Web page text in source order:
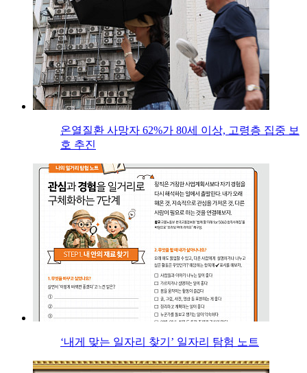
온열질환 사망자 62%가 80세 이상, 고령층 집중 보
호 추진
‘내게 맞는 일자리 찾기’ 일자리 탐험 노트